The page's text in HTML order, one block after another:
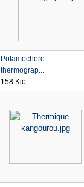
Potamochere-
thermograp...
158 Kio